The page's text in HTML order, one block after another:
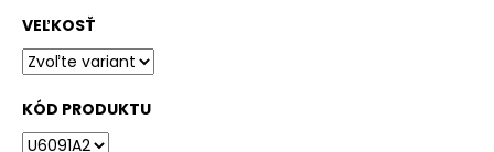
VEĽKOSŤ
KÓD PRODUKTU